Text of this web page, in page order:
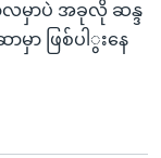
မှာပဲ အခုလို ဆန္ဒ
ာ ဖြစ်ပါွးနေ